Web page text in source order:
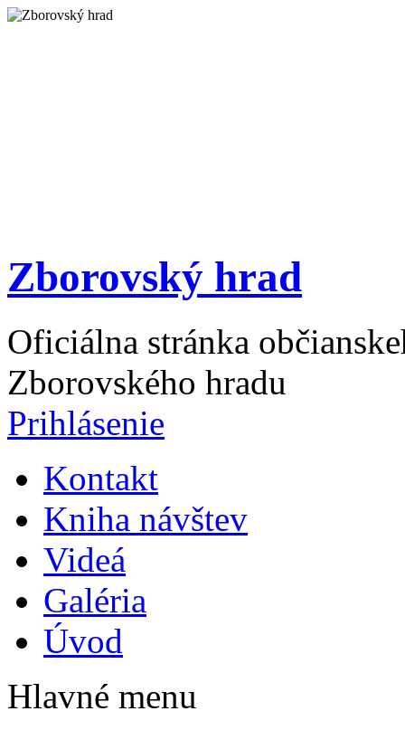
Zborovský hrad
Oficiálna stránka
Zborovského hradu
Prihlásenie
Kontakt
Kniha návštev
Videá
Galéria
Úvod
Hlavné menu